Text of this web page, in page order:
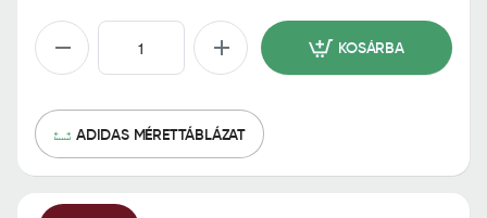
KOSÁRBA
ADIDAS MÉRETTÁBLÁZAT